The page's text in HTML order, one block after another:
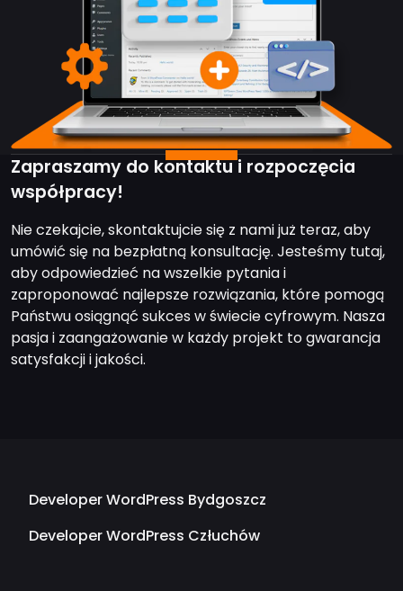
Zapraszamy do kontaktu i rozpoczęcia
współpracy!
Nie czekajcie, skontaktujcie się z nami już teraz, aby
umówić się na bezpłatną konsultację. Jesteśmy tutaj,
aby odpowiedzieć na wszelkie pytania i
zaproponować najlepsze rozwiązania, które pomogą
Państwu osiągnąć sukces w świecie cyfrowym. Nasza
pasja i zaangażowanie w każdy projekt to gwarancja
satysfakcji i jakości.
Developer WordPress Bydgoszcz
Developer WordPress Człuchów